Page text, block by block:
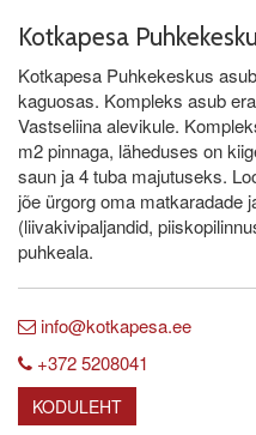
Kotkapesa
Kotkapesa Puhkekeskus
kaguosas. Kompleks asub
Vastseliina alevikule.
m2 pinnaga, läheduses on
saun ja 4 tuba majutuseks.
jõe ürgorg oma matkaradade
(liivakivipaljandid,
puhkeala.
info@kotkapesa.ee
+372 5208041
KODULEHT